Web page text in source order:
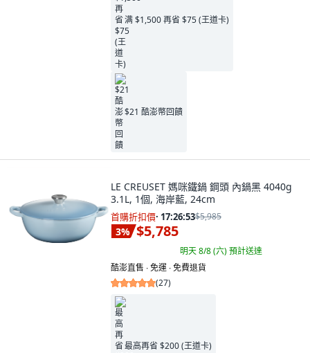
满 $1,500 再省 $75 (王道卡)
$21 酷澎幣回饋
LE CREUSET 媽咪鐵鍋 鋼頭 內鍋黑 4040g
3.1L, 1個, 海岸藍, 24cm
首購折扣價· 17:26:52$5,985
3% $5,785
明天 8/8 (六)預計送達
酷澎直售 ∙ 免運 ∙ 免費退貨
(27)
最高再省 $200 (王道卡)